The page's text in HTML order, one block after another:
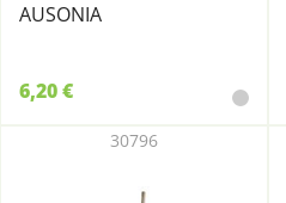
AUSONIA
6,20 €
30796